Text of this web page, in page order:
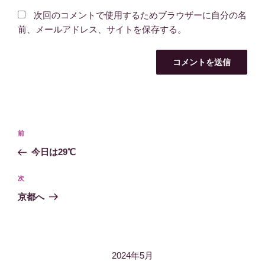
次回のコメントで使用するためブラウザーに自分の名
前、メールアドレス、サイトを保存する。
投
ナ
ビ
ゲ
過
去
投
稿
前
今日は29℃
次
の
次
京都へ
2024年5月